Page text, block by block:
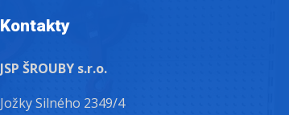
Kontakty
JSP ŠROUBY s.r.o.
Jožky Silného 2349/4